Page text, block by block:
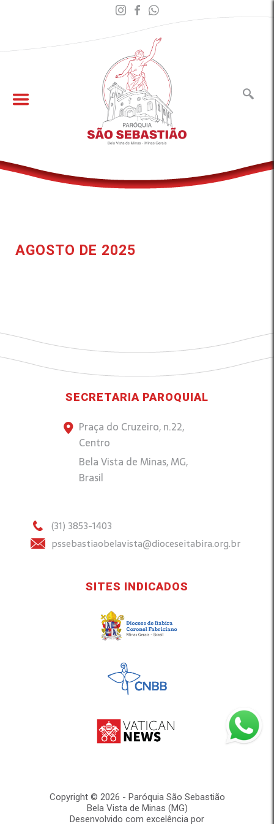
AGOSTO DE 2025
SECRETARIA PAROQUIAL
Praça do Cruzeiro, n.22,
Centro
Bela Vista de Minas, MG,
Brasil
(31) 3853-1403
pssebastiaobelavista@dioceseitabira.org.br
SITES INDICADOS
Copyright © 2026 - Paróquia São Sebastião
Bela Vista de Minas (MG)
Desenvolvido com excelência por